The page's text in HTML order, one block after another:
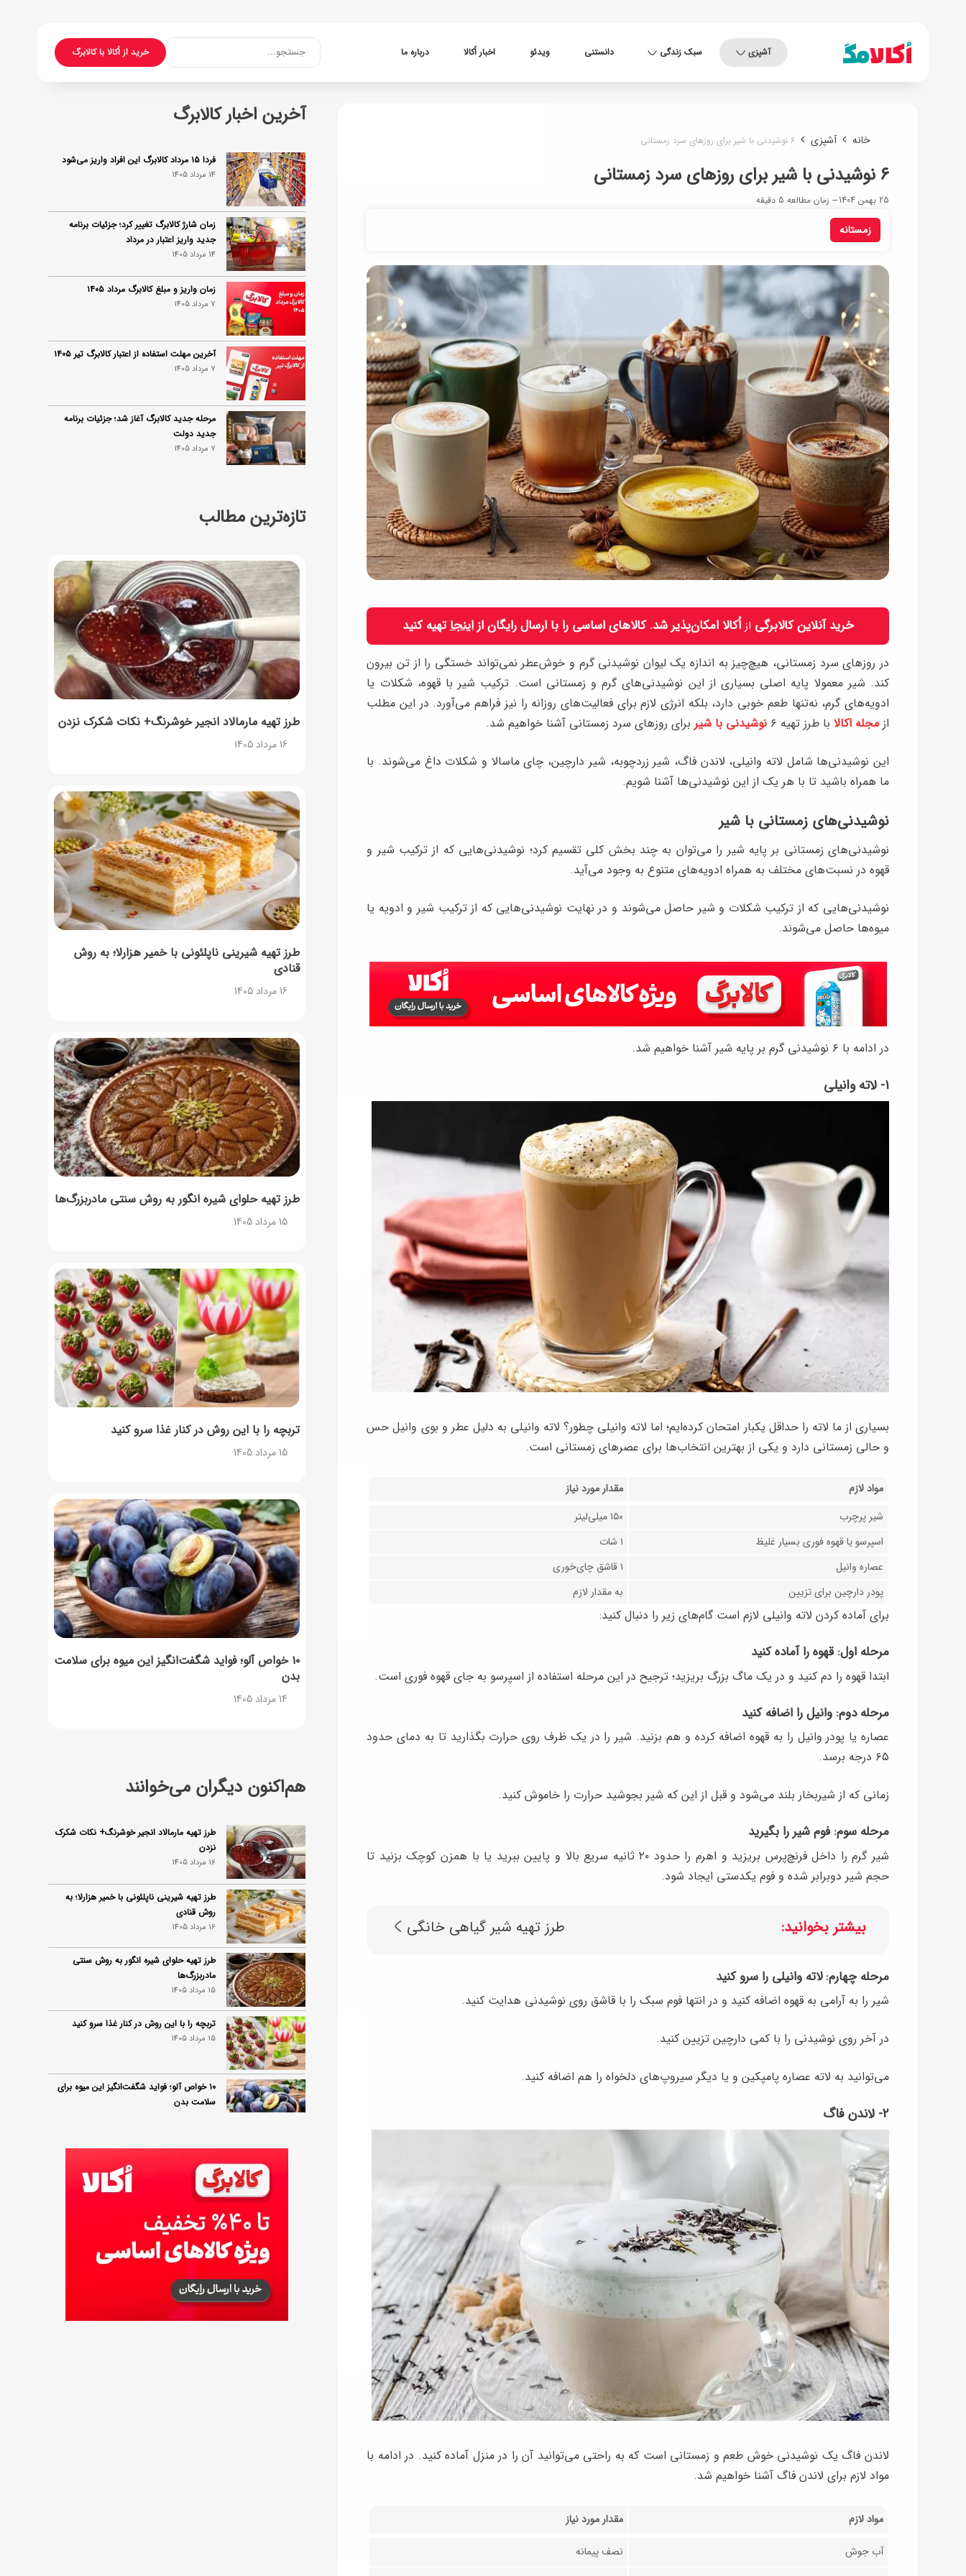
آشپزی سبک زندگی دانستنی ویدئو اخبار اُکالا درباره ما خرید از اُکالا با کالابرگجستجو...
خانه آشپزی ۶ نوشیدنی با شیر برای روزهای سرد زمستانی
زمستانه
۶ نوشیدنی با شیر برای روزهای سرد زمستانی
25 بهمن 1404 زمان مطالعه 5 دقیقه
خرید آنلاین کالابرگی ازاُکالا امکان‌پذیر شد. کالاهای اساسی را با ارسال رایگان ازاینجاتهیه کنید
در روزهای سرد زمستانی، هیچ‌چیز به اندازه یک لیوان نوشیدنی گرم و خوش‌عطر نمی‌تواند خستگی را از تن بیرون
کند. شیر معمولا پایه اصلی بسیاری از این نوشیدنی‌های گرم و زمستانی است. ترکیب شیر با قهوه، شکلات یا
ادویه‌های گرم، نه‌تنها طعم خوبی دارد، بلکه انرژی لازم برای فعالیت‌های روزانه را نیز فراهم می‌آورد. در این مطلب
از مجله اکالا با طرز تهیه ۶ نوشیدنی با شیر برای روزهای سرد زمستانی آشنا خواهیم شد.
این نوشیدنی‌ها شامل لاته وانیلی، لاندن فاگ، شیر زردچوبه، شیر دارچین، چای ماسالا و شکلات داغ می‌شوند. با
ما همراه باشید تا با هر یک از این نوشیدنی‌ها آشنا شویم.
نوشیدنی‌های زمستانی با شیر
نوشیدنی‌های زمستانی بر پایه شیر را می‌توان به چند بخش کلی تقسیم کرد؛ نوشیدنی‌هایی که از ترکیب شیر و
قهوه در نسبت‌های مختلف به همراه ادویه‌های متنوع به وجود می‌آید.
نوشیدنی‌هایی که از ترکیب شکلات و شیر حاصل می‌شوند و در نهایت نوشیدنی‌هایی که از ترکیب شیر و ادویه یا
میوه‌ها حاصل می‌شوند.
در ادامه با ۶ نوشیدنی گرم بر پایه شیر آشنا خواهیم شد.
۱- لاته وانیلی
بسیاری از ما لاته را حداقل یکبار امتحان کرده‌ایم؛ اما لاته وانیلی چطور؟ لاته وانیلی به دلیل عطر و بوی وانیل حس
و حالی زمستانی دارد و یکی از بهترین انتخاب‌ها برای عصرهای زمستانی است.
مواد لازم
مقدار مورد نیاز
شیر پرچرب
۱۵۰ میلی‌لیتر
اسپرسو یا قهوه فوری بسیار غلیظ
۱ شات
عصاره وانیل
۱ قاشق چای‌خوری
پودر دارچین برای تزیین
به مقدار لازم
برای آماده کردن لاته وانیلی لازم است گام‌های زیر را دنبال کنید:
مرحله اول: قهوه را آماده کنید
ابتدا قهوه را دم کنید و در یک ماگ بزرگ بریزید؛ ترجیح در این مرحله استفاده از اسپرسو به جای قهوه فوری است.
مرحله دوم: وانیل را اضافه کنید
عصاره یا پودر وانیل را به قهوه اضافه کرده و هم بزنید. شیر را در یک ظرف روی حرارت بگذارید تا به دمای حدود
۶۵ درجه برسد.
زمانی که از شیربخار بلند می‌شود و قبل از این که شیر بجوشید حرارت را خاموش کنید.
مرحله سوم: فوم شیر را بگیرید
شیر گرم را داخل فرنچ‌پرس بریزید و اهرم را حدود ۲۰ ثانیه سریع بالا و پایین ببرید یا با همزن کوچک بزنید تا
حجم شیر دوبرابر شده و فوم یکدستی ایجاد شود.
بیشتر بخوانید: طرز تهیه شیر گیاهی خانگی
مرحله چهارم: لاته وانیلی را سرو کنید
شیر را به آرامی به قهوه اضافه کنید و در انتها فوم سبک را با قاشق روی نوشیدنی هدایت کنید.
در آخر روی نوشیدنی را با کمی دارچین تزیین کنید.
می‌توانید به لاته عصاره پامپکین و یا دیگر سیروپ‌های دلخواه را هم اضافه کنید.
۲- لاندن فاگ
لاندن فاگ یک نوشیدنی خوش طعم و زمستانی است که به راحتی می‌توانید آن را در منزل آماده کنید. در ادامه با
مواد لازم برای لاندن فاگ آشنا خواهیم شد.
مواد لازم مقدار مورد نیاز
آب جوش
نصف پیمانه
آخرین اخبار کالابرگ
فردا ۱۵ مرداد کالابرگ این افراد واریز می‌شود
14 مرداد 1405
زمان شارژ کالابرگ تغییر کرد؛ جزئیات برنامه
جدید واریز اعتبار در مرداد
14 مرداد 1405
زمان واریز و مبلغ کالابرگ مرداد ۱۴۰۵
7 مرداد 1405
آخرین مهلت استفاده از اعتبار کالابرگ تیر ۱۴۰۵
7 مرداد 1405
مرحله جدید کالابرگ آغاز شد؛ جزئیات برنامه
جدید دولت
7 مرداد 1405
تازه‌ترین مطالب
طرز تهیه مارمالاد انجیر خوشرنگ+ نکات شکرک نزدن
16 مرداد 1405
طرز تهیه شیرینی ناپلئونی با خمیر هزارلا؛ به روش
قنادی
16 مرداد 1405
طرز تهیه حلوای شیره انگور به روش سنتی مادربزرگ‌ها
15 مرداد 1405
تربچه را با این روش در کنار غذا سرو کنید
15 مرداد 1405
۱۰ خواص آلو؛ فواید شگفت‌انگیز این میوه برای سلامت
بدن
14 مرداد 1405
هم‌اکنون دیگران می‌خوانند
طرز تهیه مارمالاد انجیر خوشرنگ+ نکات شکرک
نزدن
16 مرداد 1405
طرز تهیه شیرینی ناپلئونی با خمیر هزارلا؛ به
روش قنادی
16 مرداد 1405
طرز تهیه حلوای شیره انگور به روش سنتی
مادربزرگ‌ها
15 مرداد 1405
تربچه را با این روش در کنار غذا سرو کنید
15 مرداد 1405
۱۰ خواص آلو؛ فواید شگفت‌انگیز این میوه برای
سلامت بدن
فردا ۱۵ مرداد کالابرگ این افراد واریز می‌شود
14 مرداد 1405
زمان شارژ کالابرگ تغییر کرد؛ جزئیات برنامه
جدید واریز اعتبار در مرداد
14 مرداد 1405
توصیه‌های مهم برای دفع انواع حشرات در خانه
14 مرداد 1405